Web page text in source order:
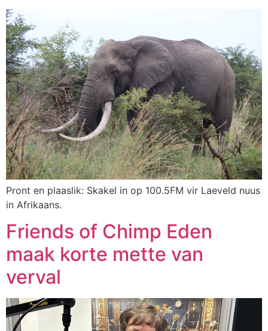
Pront en plaaslik: Skakel in op 100.5FM vir Laeveld nuus
in Afrikaans.
Friends of Chimp Eden
maak korte mette van
verval